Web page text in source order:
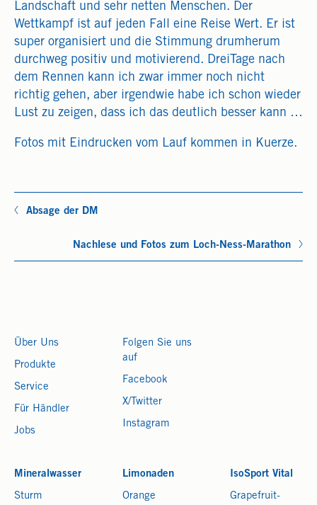
Landschaft und sehr netten Menschen. Der
Wettkampf ist auf jeden Fall eine Reise Wert. Er ist
super organisiert und die Stimmung drumherum
durchweg positiv und motivierend. DreiTage nach
dem Rennen kann ich zwar immer noch nicht
richtig gehen, aber irgendwie habe ich schon wieder
Lust zu zeigen, dass ich das deutlich besser kann …
Fotos mit Eindrucken vom Lauf kommen in Kuerze.
Absage der DM
Nachlese und Fotos zum Loch-Ness-Marathon
Mineralwasser
Sturm
Limonaden
Orange
IsoSport Vital
Grapefruit-
Über Uns
Produkte
Service
Für Händler
Jobs
Folgen Sie uns
auf
Facebook
X/Twitter
Instagram